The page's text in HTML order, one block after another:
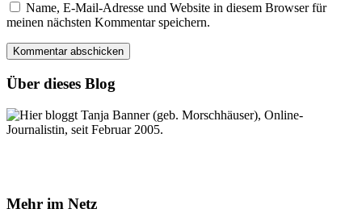
Name, E-Mail-Adresse und Website in diesem Browser für
meinen nächsten Kommentar speichern.
Über dieses Blog
Hier bloggt Tanja Banner (geb. Morschhäuser), Online-
Journalistin, seit Februar 2005.
Mehr im Netz